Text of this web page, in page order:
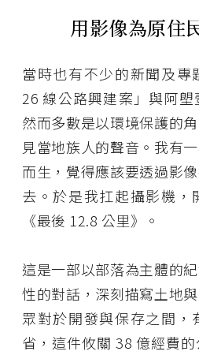
用影像為原住
當時也有不少的新聞及專
26 線公路興建案」與阿塱
然而多數是以環境保護的
見當地族人的聲音。我有
而生，覺得應該要透過影
去。於是我扛起攝影機，
《最後 12.8 公里》。
這是一部以部落為主體的
性的對話，深刻描寫土地
眾對於開發與保存之間，
省，這件攸關 38 億經費